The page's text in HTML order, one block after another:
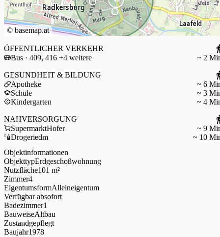
© basemap.at
ÖFFENTLICHER VERKEHR
Bus · 409, 416 +4 weitere
~ 2
GESUNDHEIT & BILDUNG
Apotheke
~ 6
Schule
~ 3
Kindergarten
~ 4
NAHVERSORGUNG
SupermarktHofer
~ 9
Drogeriedm
~ 10
Objektinformationen
ObjekttypErdgeschoßwohnung
Nutzfläche101 m²
Zimmer4
EigentumsformAlleineigentum
Verfügbar absofort
Badezimmer1
BauweiseAltbau
Zustandgepflegt
Baujahr1978